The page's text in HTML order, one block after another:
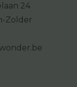
24
Zolder